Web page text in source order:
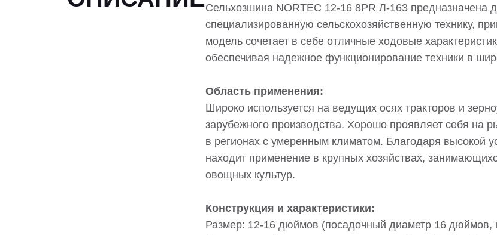
Сельхозшина NORTEC 12-16 8PR Л-163 предназначена
специализированную сельскохозяйственную технику,
модель сочетает в себе отличные ходовые
обеспечивая надежное функционирование техники в
Область применения:
Широко используется на ведущих осях тракторов и
зарубежного производства. Хорошо проявляет себя на
в регионах с умеренным климатом. Благодаря высокой
находит применение в крупных хозяйствах,
овощных культур.
Конструкция и характеристики:
Размер: 12-16 дюймов (посадочный диаметр 16